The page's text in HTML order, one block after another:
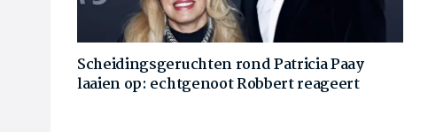
Scheidingsgeruchten rond Patricia Paay
laaien op: echtgenoot Robbert reageert